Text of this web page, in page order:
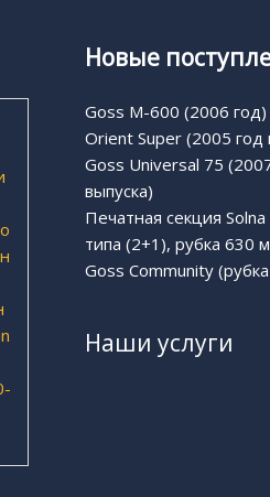
Новые
Goss M-600 (2006 год)
Orient Super (2005 год
Goss Universal 75
выпуска)
Печатная секция
типа (2+1), рубка 630
Goss Community
Наши услуги